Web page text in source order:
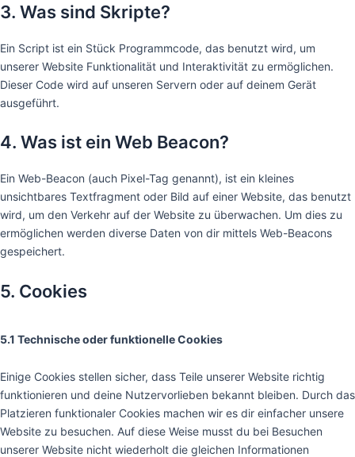
3. Was sind Skripte?
Ein Script ist ein Stück Programmcode, das benutzt wird, um
unserer Website Funktionalität und Interaktivität zu ermöglichen.
Dieser Code wird auf unseren Servern oder auf deinem Gerät
ausgeführt.
4. Was ist ein Web Beacon?
Ein Web-Beacon (auch Pixel-Tag genannt), ist ein kleines
unsichtbares Textfragment oder Bild auf einer Website, das benutzt
wird, um den Verkehr auf der Website zu überwachen. Um dies zu
ermöglichen werden diverse Daten von dir mittels Web-Beacons
gespeichert.
5. Cookies
5.1 Technische oder funktionelle Cookies
Einige Cookies stellen sicher, dass Teile unserer Website richtig
funktionieren und deine Nutzervorlieben bekannt bleiben. Durch das
Platzieren funktionaler Cookies machen wir es dir einfacher unsere
Website zu besuchen. Auf diese Weise musst du bei Besuchen
unserer Website nicht wiederholt die gleichen Informationen